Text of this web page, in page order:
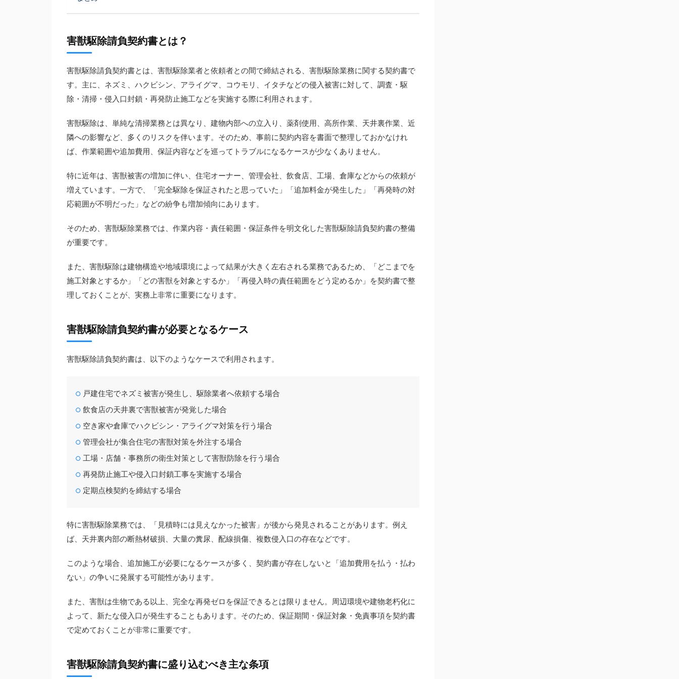
害獣駆除請負契約書とは？
害獣駆除請負契約書とは、害獣駆除業者と依頼者との間で締結される、害獣駆除業務に関する契約書で
す。主に、ネズミ、ハクビシン、アライグマ、コウモリ、イタチなどの侵入被害に対して、調査・駆
除・清掃・侵入口封鎖・再発防止施工などを実施する際に利用されます。
害獣駆除は、単純な清掃業務とは異なり、建物内部への立入り、薬剤使用、高所作業、天井裏作業、近
隣への影響など、多くのリスクを伴います。そのため、事前に契約内容を書面で整理しておかなけれ
ば、作業範囲や追加費用、保証内容などを巡ってトラブルになるケースが少なくありません。
特に近年は、害獣被害の増加に伴い、住宅オーナー、管理会社、飲食店、工場、倉庫などからの依頼が
増えています。一方で、「完全駆除を保証されたと思っていた」「追加料金が発生した」「再発時の対
応範囲が不明だった」などの紛争も増加傾向にあります。
そのため、害獣駆除業務では、作業内容・責任範囲・保証条件を明文化した害獣駆除請負契約書の整備
が重要です。
また、害獣駆除は建物構造や地域環境によって結果が大きく左右される業務であるため、「どこまでを
施工対象とするか」「どの害獣を対象とするか」「再侵入時の責任範囲をどう定めるか」を契約書で整
理しておくことが、実務上非常に重要になります。
害獣駆除請負契約書が必要となるケース
害獣駆除請負契約書は、以下のようなケースで利用されます。
戸建住宅でネズミ被害が発生し、駆除業者へ依頼する場合
飲食店の天井裏で害獣被害が発覚した場合
空き家や倉庫でハクビシン・アライグマ対策を行う場合
管理会社が集合住宅の害獣対策を外注する場合
工場・店舗・事務所の衛生対策として害獣防除を行う場合
再発防止施工や侵入口封鎖工事を実施する場合
定期点検契約を締結する場合
特に害獣駆除業務では、「見積時には見えなかった被害」が後から発見されることがあります。例え
ば、天井裏内部の断熱材破損、大量の糞尿、配線損傷、複数侵入口の存在などです。
このような場合、追加施工が必要になるケースが多く、契約書が存在しないと「追加費用を払う・払わ
ない」の争いに発展する可能性があります。
また、害獣は生物である以上、完全な再発ゼロを保証できるとは限りません。周辺環境や建物老朽化に
よって、新たな侵入口が発生することもあります。そのため、保証期間・保証対象・免責事項を契約書
で定めておくことが非常に重要です。
害獣駆除請負契約書に盛り込むべき主な条項